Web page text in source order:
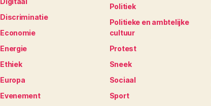
Discriminatie
Economie
Energie
Ethiek
Europa
Evenement
Politiek
Politieke en ambtelijke
cultuur
Protest
Sneek
Sociaal
Sport